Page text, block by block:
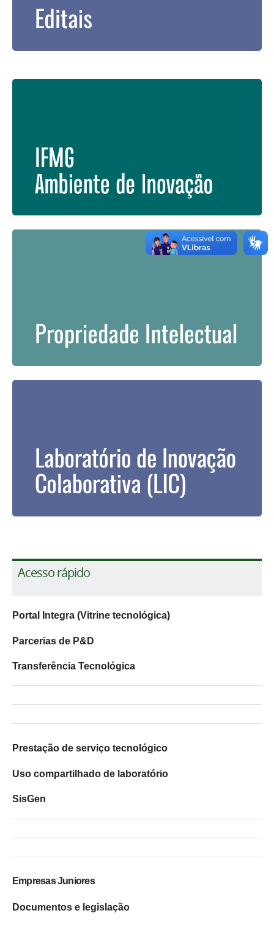
Acesso rápido
Portal Integra (Vitrine tecnológica)
Parcerias de P&D
Transferência Tecnológica
Prestação de serviço tecnológico
Uso compartilhado de laboratório
SisGen
Empresas Juniores
Documentos e legislação